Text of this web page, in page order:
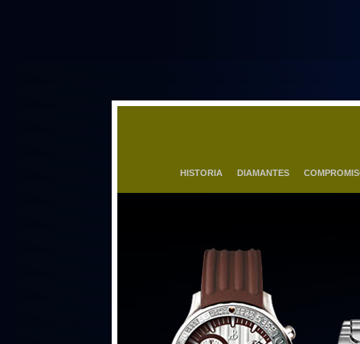
HISTORIA DIAMANTES